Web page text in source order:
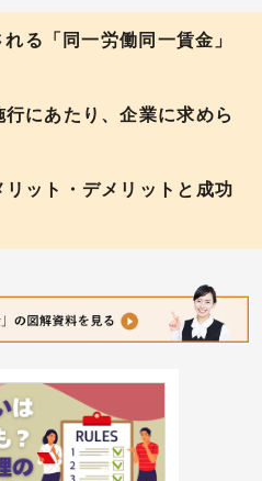
る「同一労働同一賃金」
にあたり、企業に求めら
リット・デメリットと成功